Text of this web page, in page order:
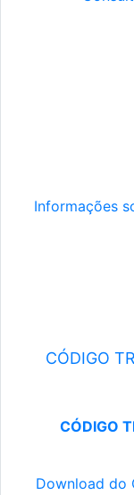
Informações
CÓDIGO
CÓDIGO
Download do